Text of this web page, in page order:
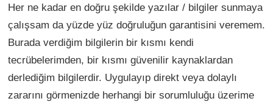
Her ne kadar en doğru şekilde yazılar / bilgiler sunmaya
çalışsam da yüzde yüz doğruluğun garantisini veremem.
Burada verdiğim bilgilerin bir kısmı kendi
tecrübelerimden, bir kısmı güvenilir kaynaklardan
derlediğim bilgilerdir. Uygulayıp direkt veya dolaylı
zararını görmenizde herhangi bir sorumluluğu üzerime